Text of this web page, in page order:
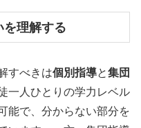
を理解する
すべきは個別指導と集団
一人ひとりの学力レベル
能で、分からない部分を